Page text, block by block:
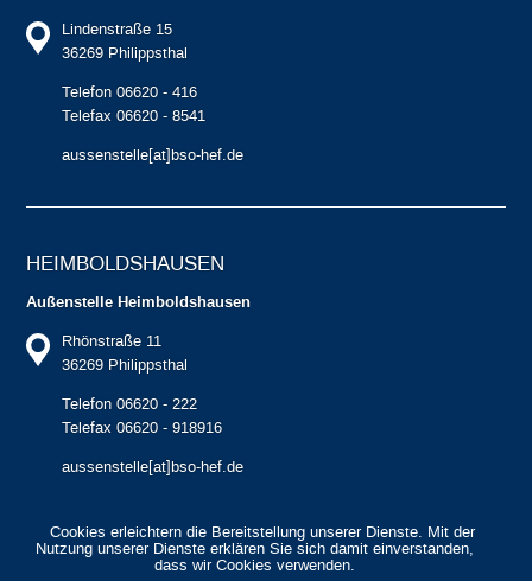
Lindenstraße 15
36269 Philippsthal
Telefon 06620 - 416
Telefax 06620 - 8541
aussenstelle[at]bso-hef.de
HEIMBOLDS­HAUSEN
Außenstelle Heimboldshausen
Rhönstraße 11
36269 Philippsthal
Telefon 06620 - 222
Telefax 06620 - 918916
aussenstelle[at]bso-hef.de
Cookies erleichtern die Bereitstellung unserer Dienste. Mit der
Nutzung unserer Dienste erklären Sie sich damit einverstanden,
dass wir Cookies verwenden.